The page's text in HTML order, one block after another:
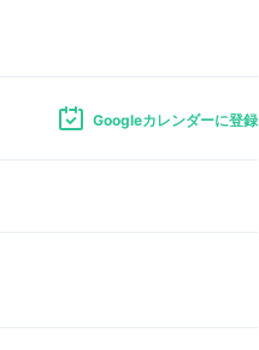
Googleカレンダーに登録